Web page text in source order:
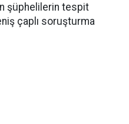
şüphelilerin tespit
çaplı soruşturma